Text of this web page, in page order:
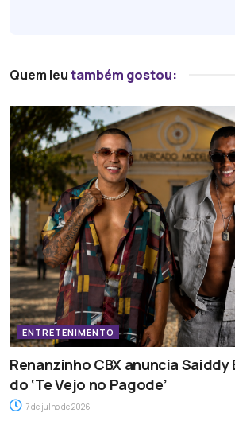
Quem leutambém gostou:
ENTRETENIMENTO
Renanzinho CBX anuncia
do ‘Te Vejo no Pagode’
7 de julho de 2026